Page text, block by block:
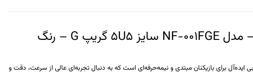
راکت بدمینتون YONEX Nanoflare 001 Feel – مدل NF-001FGE سایز 5U5 گریپ G – رنگ
ایده‌آل برای بازیکنان مبتدی و نیمه‌حرفه‌ای است که به دنبال تجربه‌ای عالی از سرعت، دقت و